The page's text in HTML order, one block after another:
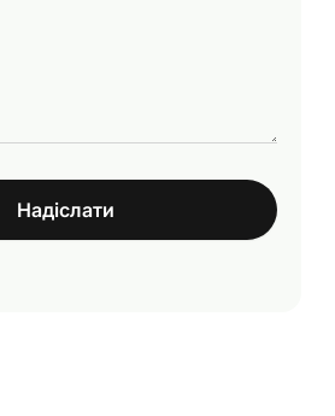
Надіслати